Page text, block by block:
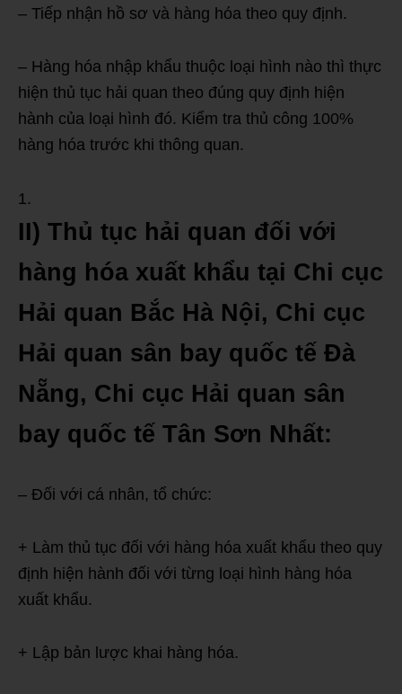
– Tiếp nhận hồ sơ và hàng hóa theo quy định.
– Hàng hóa nhập khẩu thuộc loại hình nào thì thực
hiện thủ tục hải quan theo đúng quy định hiện
hành của loại hình đó. Kiểm tra thủ công 100%
hàng hóa trước khi thông quan.
II) Thủ tục hải quan đối với
hàng hóa xuất khẩu tại Chi cục
Hải quan Bắc Hà Nội, Chi cục
Hải quan sân bay quốc tế Đà
Nẵng, Chi cục Hải quan sân
bay quốc tế Tân Sơn Nhất:
– Đối với cá nhân, tổ chức:
+ Làm thủ tục đối với hàng hóa xuất khẩu theo quy
định hiện hành đối với từng loại hình hàng hóa
xuất khẩu.
+ Lập bản lược khai hàng hóa.